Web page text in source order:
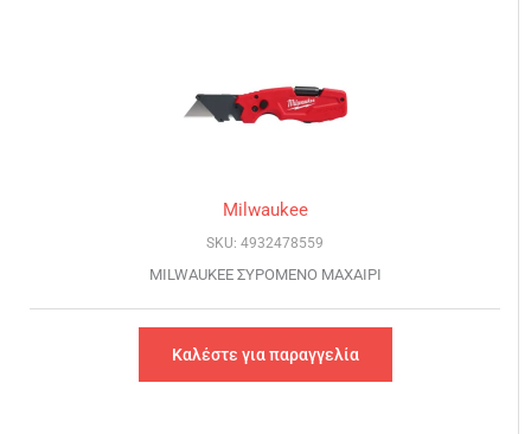
Milwaukee
SKU: 4932478559
MILWAUKEE ΣΥΡΟΜΕΝΟ ΜΑΧΑΙΡΙ
Καλέστε για παραγγελία